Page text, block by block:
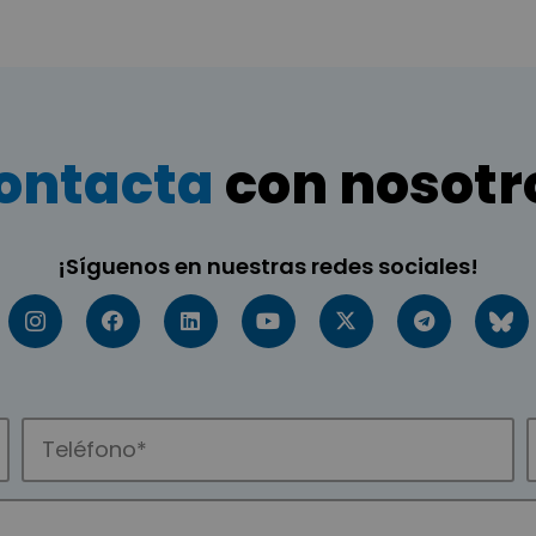
con
¡Síguenos en nuestras redes sociales!